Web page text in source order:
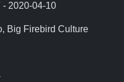
- 2020-04-10
Big Firebird Culture